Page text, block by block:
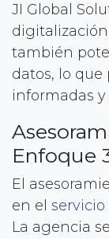
JI Global
digitalización
también
datos, lo
informadas y
Enfoque
El
en el servicio
La agencia